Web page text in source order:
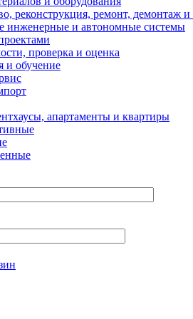
реконструкция, ремонт, демонтаж и
инженерные и автономные системы
проверка и оценка
и обучение
апартаменты и квартиры